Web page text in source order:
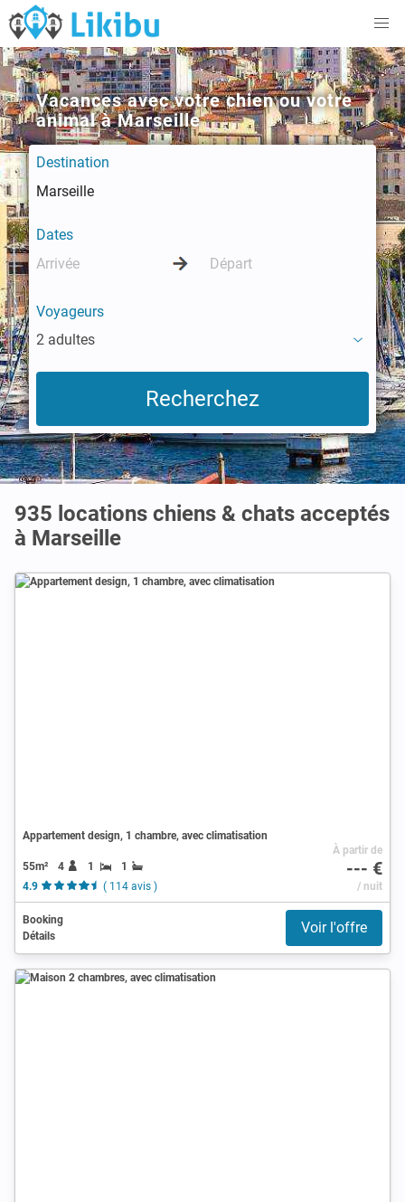
Vacances avec votre chien ou votre
animal à Marseille
Destination
Dates
Voyageurs
2 adultes
935 locations chiens & chats acceptés
à Marseille
Appartement design, 1 chambre, avec climatisation
55m² 4 1
1
4.9
( 114 avis )
À partir de
--- €
/ nuit
Booking
Détails
Voir l'offre